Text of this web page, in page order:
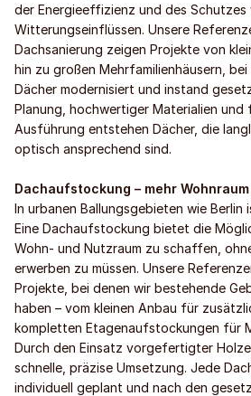
der Energieeffizienz und des Schutzes
Witterungseinflüssen. Unsere
Dachsanierung zeigen Projekte von
hin zu großen Mehrfamilienhäusern,
Dächer modernisiert und instand
Planung, hochwertiger Materialien und
Ausführung entstehen Dächer, die
optisch ansprechend sind.
Dachaufstockung – mehr
In urbanen Ballungsgebieten wie Berlin
Eine Dachaufstockung bietet die
Wohn- und Nutzraum zu schaffen,
erwerben zu müssen. Unsere
Projekte, bei denen wir bestehende
haben – vom kleinen Anbau für
kompletten Etagenaufstockungen für
Durch den Einsatz vorgefertigter
schnelle, präzise Umsetzung. Jede
individuell geplant und nach den